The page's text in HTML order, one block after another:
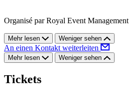
Organisé par Royal Event Management
Mehr lesen Weniger sehen
An einen Kontakt weiterleiten
Mehr lesen Weniger sehen
Tickets